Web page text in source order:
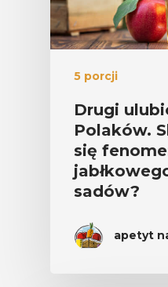
5 porcji
Drugi
Polaków.
się
sadów?
apetyt